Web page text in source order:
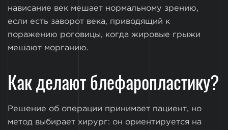
нависание век мешает нормальному зрению,
если есть заворот века, приводящий к
поражению роговицы, когда жировые грыжи
мешают морганию.
Как делают блефаропластику?
Решение об операции принимает пациент, но
метод выбирает хирург: он ориентируется на